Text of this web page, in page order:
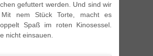
gefuttert werden. Und sind wir
Mit nem Stück Torte, macht es
Spaß im roten Kinosessel.
nicht einsauen.